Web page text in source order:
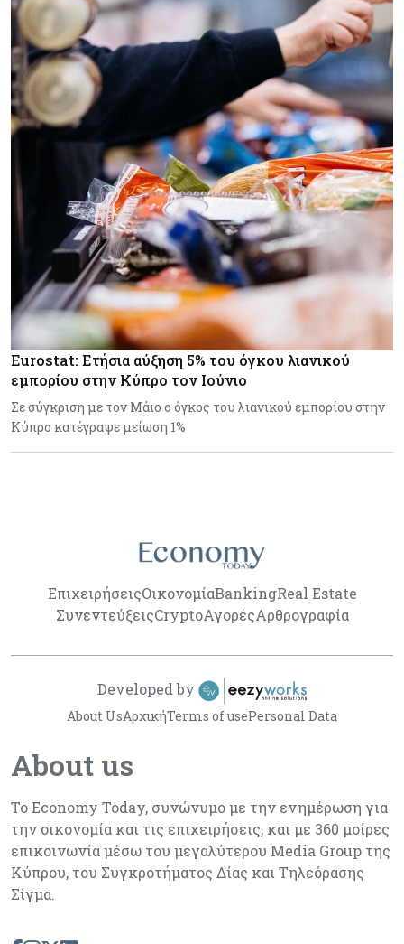
Eurostat: Ετήσια αύξηση 5% του όγκου λιανικού
εμπορίου στην Κύπρο τον Ιούνιο
Σε σύγκριση με τον Μάιο ο όγκος του λιανικού εμπορίου στην
Κύπρο κατέγραψε μείωση 1%
ΕπιχειρήσειςΟικονομίαBankingReal Estate
ΣυνεντεύξειςCryptoΑγορέςΑρθρογραφία
About us
Το Economy Today, συνώνυμο με την ενημέρωση για
την οικονομία και τις επιχειρήσεις, και με 360 μοίρες
επικοινωνία μέσω του μεγαλύτερου Media Group της
Κύπρου, του Συγκροτήματος Δίας και Τηλεόρασης
Σίγμα.
About UsΑρχικήTerms of usePersonal Data
Developed by